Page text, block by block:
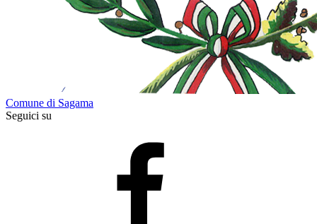
Comune di Sagama
Seguici su